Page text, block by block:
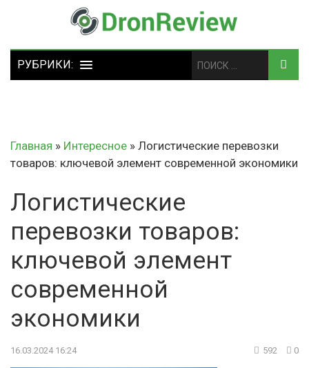
Главная » Интересное » Логистические перевозки
товаров: ключевой элемент современной экономики
Логистические
перевозки товаров:
ключевой элемент
современной
экономики
16.03.2024 16:24 592 0